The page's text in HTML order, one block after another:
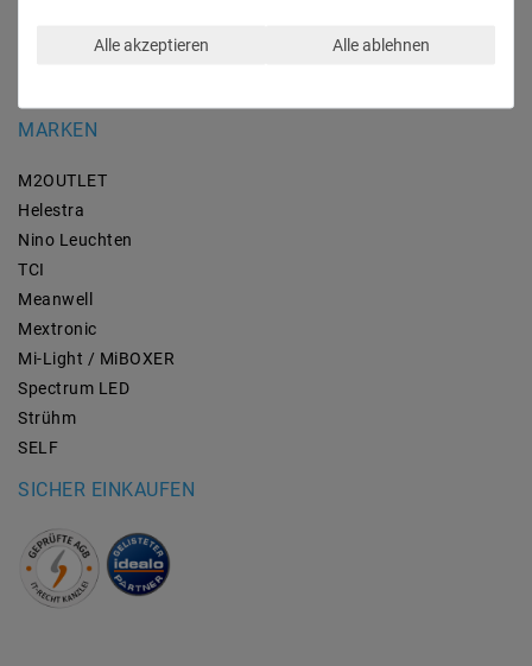
MARKEN
M2OUTLET
Helestra
Nino Leuchten
TCI
Meanwell
Mextronic
Mi-Light / MiBOXER
Spectrum LED
Strühm
SELF
SICHER EINKAUFEN
Alle akzeptieren Alle ablehnen